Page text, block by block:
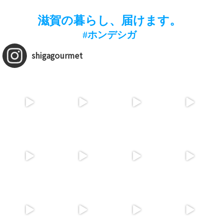
滋賀の暮らし、届けます。
#ホンデシガ
shigagourmet